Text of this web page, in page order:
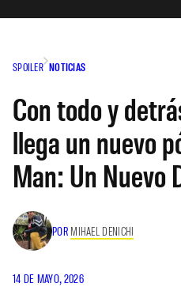
SPOILER NOTICIAS
Con todo y
llega un nuevo
Man: Un Nuevo
POR MIHAEL DENICHI
14 DE MAYO, 2026